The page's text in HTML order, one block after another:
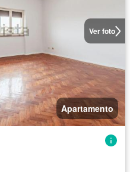
Ver foto
Apartamento